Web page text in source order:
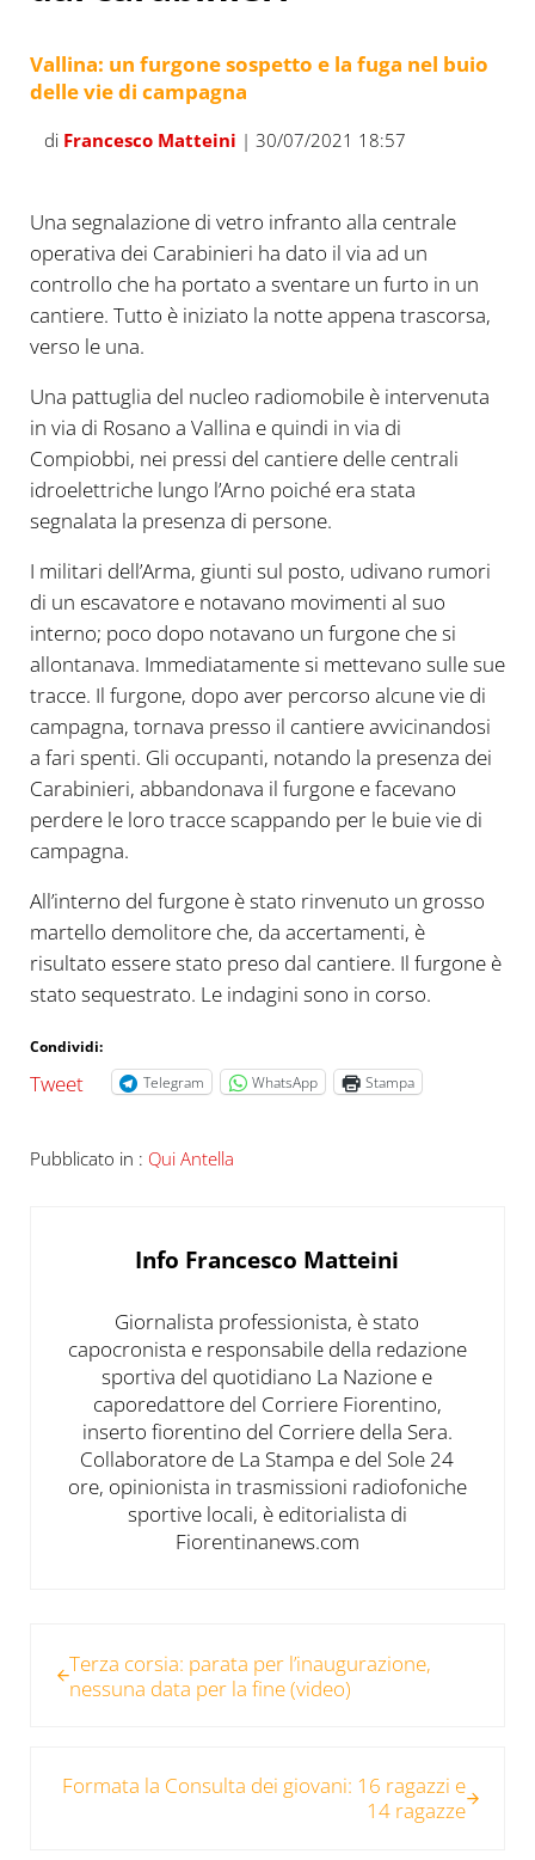
Vallina: un furgone sospetto e la fuga nel buio
delle vie di campagna
di Francesco Matteini | 30/07/2021 18:57
Una segnalazione di vetro infranto alla centrale
operativa dei Carabinieri ha dato il via ad un
controllo che ha portato a sventare un furto in un
cantiere. Tutto è iniziato la notte appena trascorsa,
verso le una.
Una pattuglia del nucleo radiomobile è intervenuta
in via di Rosano a Vallina e quindi in via di
Compiobbi, nei pressi del cantiere delle centrali
idroelettriche lungo l’Arno poiché era stata
segnalata la presenza di persone.
I militari dell’Arma, giunti sul posto, udivano rumori
di un escavatore e notavano movimenti al suo
interno; poco dopo notavano un furgone che si
allontanava. Immediatamente si mettevano sulle sue
tracce. Il furgone, dopo aver percorso alcune vie di
campagna, tornava presso il cantiere avvicinandosi
a fari spenti. Gli occupanti, notando la presenza dei
Carabinieri, abbandonava il furgone e facevano
perdere le loro tracce scappando per le buie vie di
campagna.
All’interno del furgone è stato rinvenuto un grosso
martello demolitore che, da accertamenti, è
risultato essere stato preso dal cantiere. Il furgone è
stato sequestrato. Le indagini sono in corso.
Condividi:
Tweet Telegram WhatsApp Stampa
Pubblicato in : Qui Antella
Info Francesco Matteini
Giornalista professionista, è stato
capocronista e responsabile della redazione
sportiva del quotidiano La Nazione e
caporedattore del Corriere Fiorentino,
inserto fiorentino del Corriere della Sera.
Collaboratore de La Stampa e del Sole 24
ore, opinionista in trasmissioni radiofoniche
sportive locali, è editorialista di
Fiorentinanews.com
Terza corsia: parata per l’inaugurazione,
nessuna data per la fine (video)
Formata la Consulta dei giovani: 16 ragazzi e
14 ragazze